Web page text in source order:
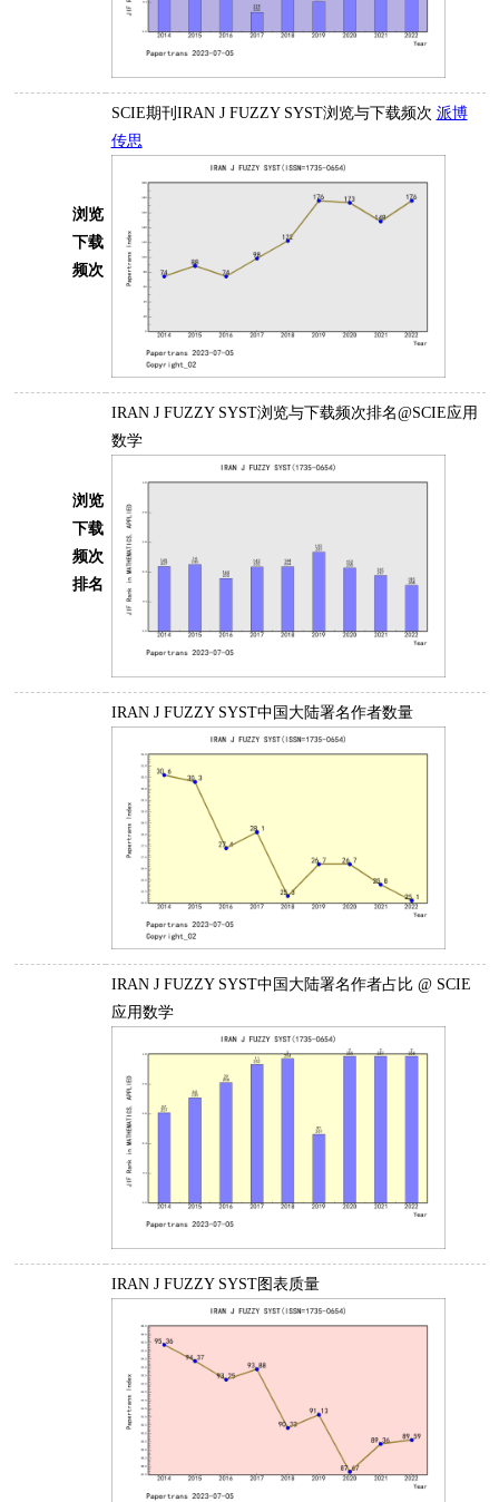
浏览
下载
频次
SCIE期刊IRAN J FUZZY SYST浏览与下载频次 派博
传思
浏览
下载
频次
排名
IRAN J FUZZY SYST浏览与下载频次排名@SCIE应用
数学
IRAN J FUZZY SYST中国大陆署名作者数量
IRAN J FUZZY SYST中国大陆署名作者占比 @ SCIE
应用数学
IRAN J FUZZY SYST图表质量